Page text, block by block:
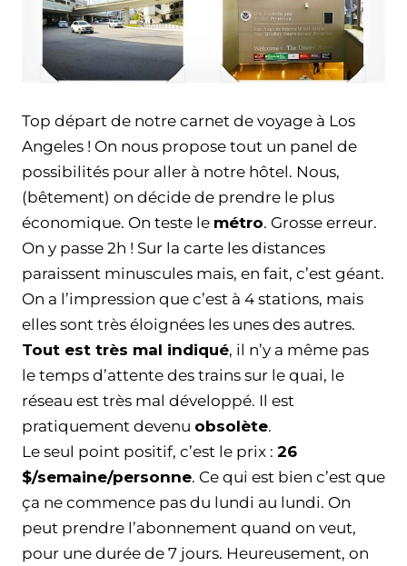
Top départ de notre carnet de voyage à Los
Angeles ! On nous propose tout un panel de
possibilités pour aller à notre hôtel. Nous,
(bêtement) on décide de prendre le plus
économique. On teste le métro. Grosse erreur.
On y passe 2h ! Sur la carte les distances
paraissent minuscules mais, en fait, c’est géant.
On a l’impression que c’est à 4 stations, mais
elles sont très éloignées les unes des autres.
Tout est très mal indiqué, il n’y a même pas
le temps d’attente des trains sur le quai, le
réseau est très mal développé. Il est
pratiquement devenu obsolète.
Le seul point positif, c’est le prix : 26
$/semaine/personne. Ce qui est bien c’est que
ça ne commence pas du lundi au lundi. On
peut prendre l’abonnement quand on veut,
pour une durée de 7 jours. Heureusement, on